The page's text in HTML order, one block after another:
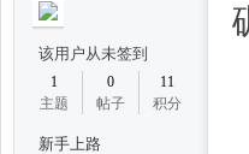
该用户从未签到
1
主题
0
帖子
11
积分
新手上路